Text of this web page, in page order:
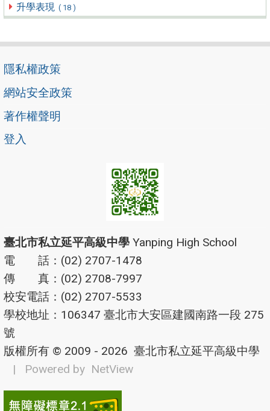
升學表現 ( 18 )
隱私權政策
網站安全政策
著作權聲明
登入
臺北市私立延平高級中學 Yanping High School
電 話：(02) 2707-1478
傳 真：(02) 2708-7997
校安電話：(02) 2707-5533
學校地址：106347 臺北市大安區建國南路一段 275
號
版權所有 © 2009 - 2026 臺北市私立延平高級中學
| Powered by NetView